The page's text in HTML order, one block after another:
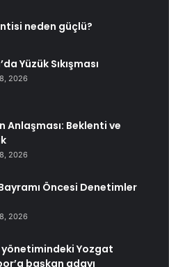
neden güçlü?
Yüzük Sıkışması
2026
Anlaşması: Beklenti ve
2026
Öncesi Denetimler
2026
yönetimindeki Yozgat
başkan adayı